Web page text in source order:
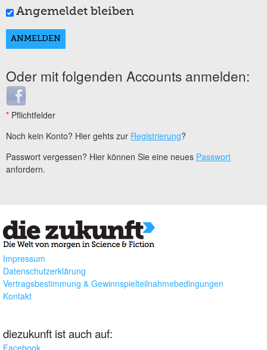
Angemeldet bleiben
Oder mit folgenden Accounts anmelden:
Login with Facebook
* Pflichtfelder
Noch kein Konto? Hier gehts zur Registrierung?
Passwort vergessen? Hier können Sie eine neues Passwort
anfordern.
Impressum
Datenschutzerklärung
Vertragsbestimmung & Gewinnspielteilnahmebedingungen
Kontakt
diezukunft ist auch auf:
Facebook